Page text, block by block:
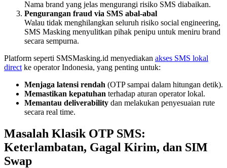
Nama brand yang jelas mengurangi risiko SMS diabaikan.
Pengurangan fraud via SMS abal-abal
Walau tidak menghilangkan seluruh risiko social engineering,
SMS Masking menyulitkan pihak penipu untuk meniru brand
secara sempurna.
Platform seperti SMSMasking.id menyediakan akses SMS lokal
direct ke operator Indonesia, yang penting untuk:
Menjaga latensi rendah (OTP sampai dalam hitungan detik).
Memastikan kepatuhan terhadap aturan operator lokal.
Memantau deliverability dan melakukan penyesuaian rute
secara real time.
Masalah Klasik OTP SMS:
Keterlambatan, Gagal Kirim, dan SIM
Swap